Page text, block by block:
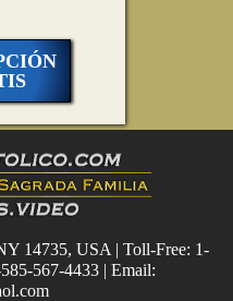
14735, USA | Toll-Free: 1-
567-4433 | Email: